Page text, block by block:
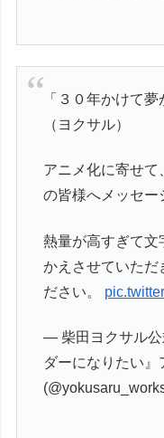
「３０年かけて
（ヨクサル）
アニメ化に寄せ
の皆様へメッセー
熱量が高すぎて文
かえさせていただ
ださい。
— 柴田ヨクサル公
ダーになりたい』